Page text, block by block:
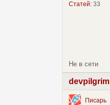
Статей: 33
Не в сети
devpilgrim
Писарь